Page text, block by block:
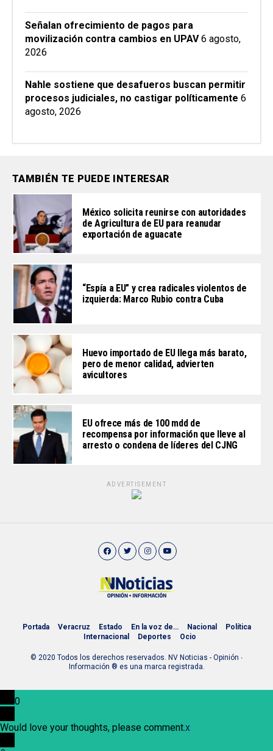
Señalan ofrecimiento de pagos para
movilización contra cambios en UPAV 6 agosto,
2026
Nahle sostiene que desafueros buscan permitir
procesos judiciales, no castigar políticamente 6
agosto, 2026
TAMBIÉN TE PUEDE INTERESAR
México solicita reunirse con autoridades
de Agricultura de EU para reanudar
exportación de aguacate
“Espía a EU” y crea radicales violentos de
izquierda: Marco Rubio contra Cuba
Huevo importado de EU llega más barato,
pero de menor calidad, advierten
avicultores
EU ofrece más de 100 mdd de
recompensa por información que lleve al
arresto o condena de líderes del CJNG
ADVERTISEMENT
Portada Veracruz Estado En la voz de… Nacional
Política
Internacional
Deportes Ocio
© 2020 Todos los derechos reservados. NV Noticias - Opinión ∙
Información ® es una marca registrada.
0
Would love your thoughts, please comment.x